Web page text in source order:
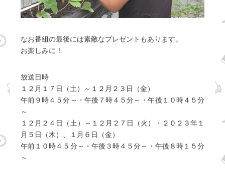
なお番組の最後には素敵なプレゼントもあります。
お楽しみに！
放送日時
１２月１７日（土）～１２月２３日（金）
午前９時４５分～・午後７時４５分～・午後１０時４５分
～
１２月２４日（土）～１２月２７日（火）・２０２３年１
月５日（木）、１月６日（金）
午前１０時４５分～・午後３時４５分～・午後８時１５分
～